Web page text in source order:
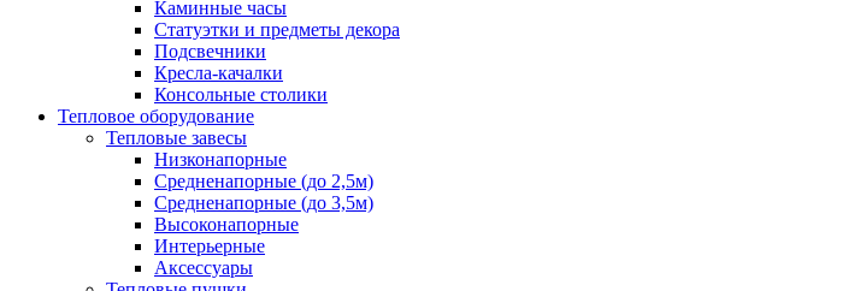
Каминные часы
Статуэтки и предметы декора
Подсвечники
Кресла-качалки
Консольные столики
Тепловое оборудование
Тепловые завесы
Низконапорные
Средненапорные (до 2,5м)
Средненапорные (до 3,5м)
Высоконапорные
Интерьерные
Аксессуары